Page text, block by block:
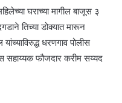
घराच्या मागील बाजूस ३
तिच्या डोक्यात मारून
धरणगाव पोलीस
सहाय्यक फौजदार करीम सय्यद